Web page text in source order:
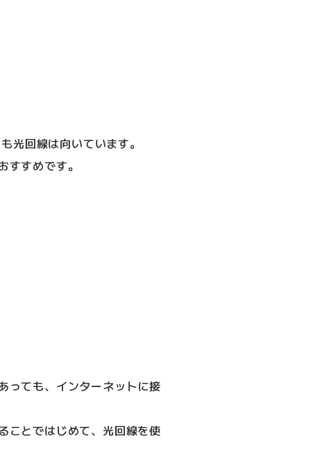
光回線は向いています。
すめです。
っても、インターネットに接
ことではじめて、光回線を使